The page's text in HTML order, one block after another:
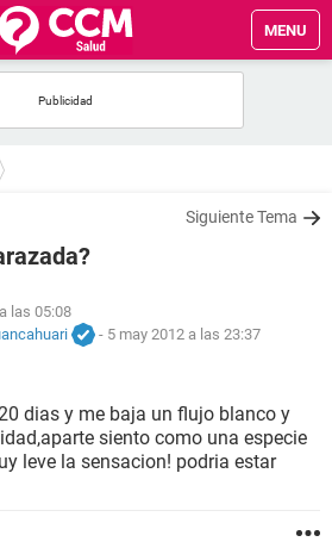
MENU
Siguiente Tema
las 05:08
- 5 may 2012 a las 23:37
dias y me baja un flujo blanco y
siento como una especie
leve la sensacion! podria estar